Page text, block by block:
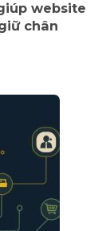
website
chân